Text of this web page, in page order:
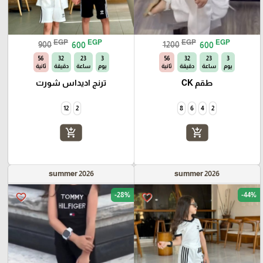
1200 EGP 600 EGP
3
يوم
23
ساعة
32
دقيقة
55
ثانية
طقم CK
2
4
6
8
add_shopping_cart
900 EGP 600 EGP
3
يوم
23
ساعة
32
دقيقة
55
ثانية
ترنج اديداس شورت
2
12
add_shopping_cart
summer 2026
favorite_border -44%
summer 2026
favorite_border -28%